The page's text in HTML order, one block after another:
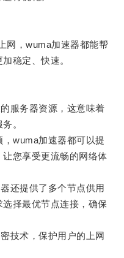
，wuma加速器都能帮
稳定、快速。
务器资源，这意味着
。
wuma加速器都可以提
您享受更流畅的网络体
提供了多个节点供用
择最优节点连接，确保
术，保护用户的上网